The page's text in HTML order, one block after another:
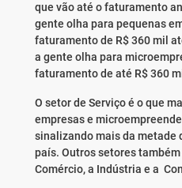
que vão até o faturamento
gente olha para pequenas
faturamento de R$ 360 mil
a gente olha para
faturamento de até R$ 360
O setor de Serviço é o que
empresas e
sinalizando mais da metade
país. Outros setores
Comércio, a Indústria e a